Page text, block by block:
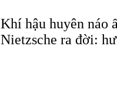
Khí hậu huyên náo
Nietzsche ra đời: